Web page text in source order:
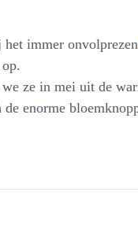
het immer onvolprezen
ze in mei uit de
enorme